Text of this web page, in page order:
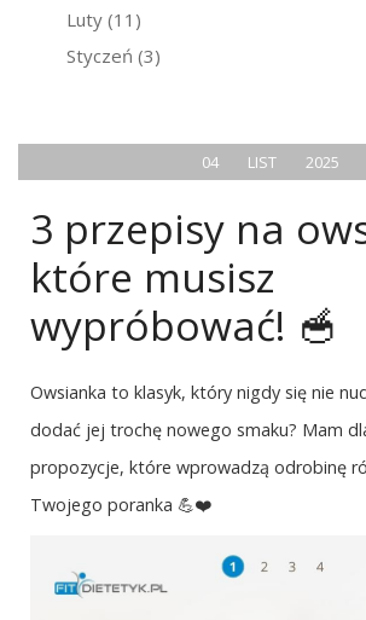
Luty (11)
Styczeń (3)
04 LIST 2025
3 przepisy na
które musisz
wypróbować! 🥣
Owsianka to klasyk, który nigdy się nie
dodać jej trochę nowego smaku? Mam
propozycje, które wprowadzą odrobinę
Twojego poranka 💪❤️